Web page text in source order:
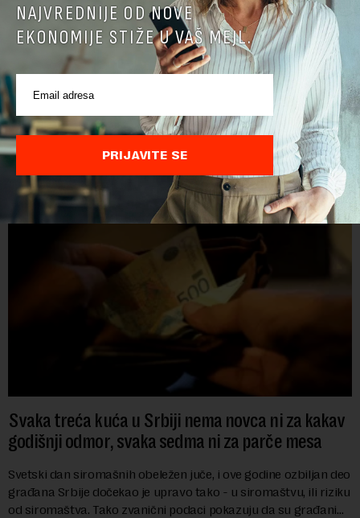
Svaka treća kuća u Srbiji nema novca ni za kakav
godišnji odmor, svaka sedma ni za parče mesa
Svetski dan siromašnih obeležen juče, i ove godine ozbiljan deo
građana Srbije dočekao je upravo tako - u siromaštvu, ili riziku
od siromaštva. Tako zvanični podaci pokazuju da su građani
NAJVREDNIJE OD NOVE
EKONOMIJE STIŽE U VAŠ MEJL.
PRIJAVITE SE